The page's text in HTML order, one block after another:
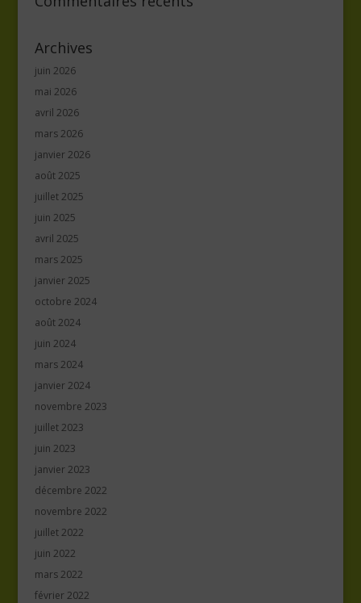
Archives
juin 2026
mai 2026
avril 2026
mars 2026
janvier 2026
août 2025
juillet 2025
juin 2025
avril 2025
mars 2025
janvier 2025
octobre 2024
août 2024
juin 2024
mars 2024
janvier 2024
novembre 2023
juillet 2023
juin 2023
janvier 2023
décembre 2022
novembre 2022
juillet 2022
juin 2022
mars 2022
février 2022